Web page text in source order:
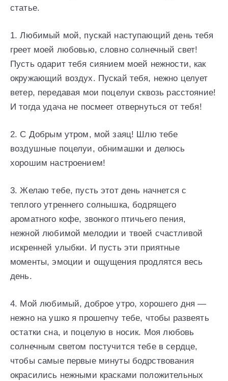
статье.
1. Любимый мой, пускай наступающий день тебя
греет моей любовью, словно солнечный свет!
Пусть одарит тебя сиянием моей нежности, как
окружающий воздух. Пускай тебя, нежно целует
ветер, передавая мои поцелуи сквозь расстояние!
И тогда удача не посмеет отвернуться от тебя!
2. С Добрым утром, мой заяц! Шлю тебе
воздушные поцелуи, обнимашки и делюсь
хорошим настроением!
3. Желаю тебе, пусть этот день начнется с
теплого утреннего солнышка, бодрящего
ароматного кофе, звонкого птичьего пения,
нежной любимой мелодии и твоей счастливой
искренней улыбки. И пусть эти приятные
моменты, эмоции и ощущения продлятся весь
день.
4. Мой любимый, доброе утро, хорошего дня —
нежно на ушко я прошепчу тебе, чтобы развеять
остатки сна, и поцелую в носик. Моя любовь
солнечным светом постучится тебе в сердце,
чтобы самые первые минуты бодрствования
окрасились нежными красками положительных